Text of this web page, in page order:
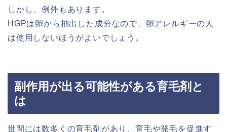
しかし、例外もあります。
HGPは卵から抽出した成分なので、卵アレルギーの人
は使用しないほうがよいでしょう。
副作用が出る可能性がある育毛剤と
は
世間には数多くの育毛剤があり、育毛や発毛を促進す